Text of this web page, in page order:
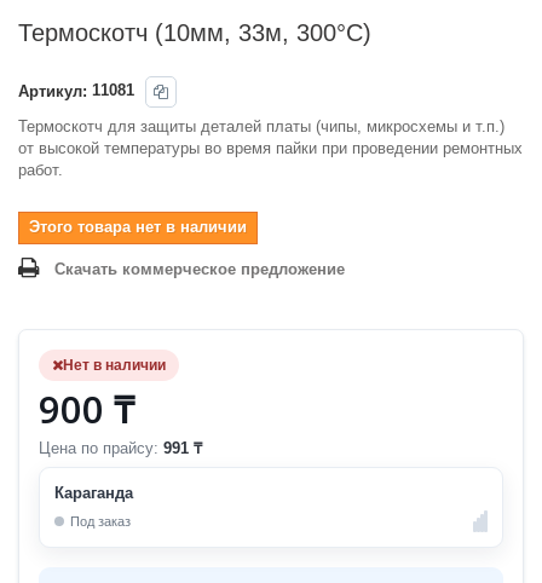
Термоскотч (10мм, 33м, 300°С)
Артикул: 11081
Термоскотч для защиты деталей платы (чипы, микросхемы и т.п.)
от высокой температуры во время пайки при проведении ремонтных
работ.
Этого товара нет в наличии
Скачать коммерческое предложение
Нет в наличии
900 ₸
Цена по прайсу: 991 ₸
Караганда
Под заказ